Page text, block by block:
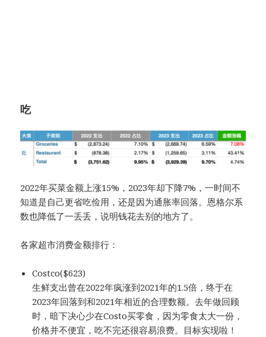
吃
2022年买菜金额上涨15%，2023年却下降7%，一时间不
知道是自己更省吃俭用，还是因为通胀率回落。恩格尔系
数也降低了一丢丢，说明钱花去别的地方了。
各家超市消费金额排行：
Costco($623)
生鲜支出曾在2022年疯涨到2021年的1.5倍，终于在
2023年回落到和2021年相近的合理数额。去年做回顾
时，暗下决心少在Costo买零食，因为零食太大一份，
价格并不便宜，吃不完还很容易浪费。目标实现啦！